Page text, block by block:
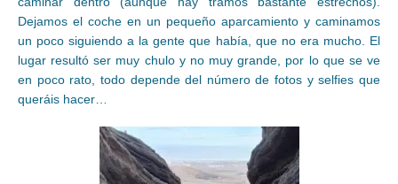
Dejamos el coche en un pequeño aparcamiento y caminamos
un poco siguiendo a la gente que había, que no era mucho. El
lugar resultó ser muy chulo y no muy grande, por lo que se ve
en poco rato, todo depende del número de fotos y selfies que
queráis hacer…